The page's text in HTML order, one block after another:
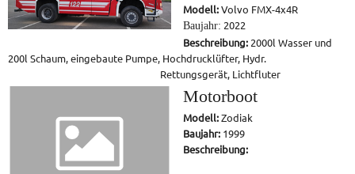
Modell: Volvo FMX-4x4R
Baujahr: 2022
Beschreibung: 2000l Wasser und
200l Schaum, eingebaute Pumpe, Hochdrucklüfter, Hydr.
Rettungsgerät, Lichtfluter
Motorboot
Modell: Zodiak
Baujahr: 1999
Beschreibung: